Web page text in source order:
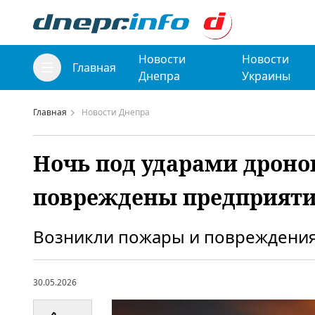
Главная
Новости
Днепра
Новости
Украины
Главная Новости Днепра
Ночь под ударами
повреждены
Возникли пожары и
30.05.2026